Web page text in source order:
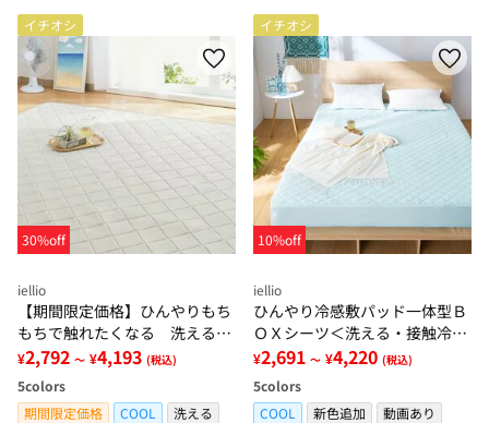
イチオシ
30%off
iellio
【期間限定価格】ひんやりもち
もちで触れたくなる 洗えるラ
グ＜低反発・滑りにくい・接触
冷感・防ダニ・カーペット＞
¥2,792 ～ ¥4,193 (税込)
5colors
期間限定価格
COOL
洗える
イチオシ
10%off
iellio
ひんやり冷感敷パッド一体型Ｂ
ＯＸシーツ＜洗える・接触冷
感・抗菌防臭・時短・家事楽・
ボックスシーツ・寝苦しさ対策
＞
¥2,691 ～ ¥4,220 (税込)
5colors
COOL
新色追加
動画あり